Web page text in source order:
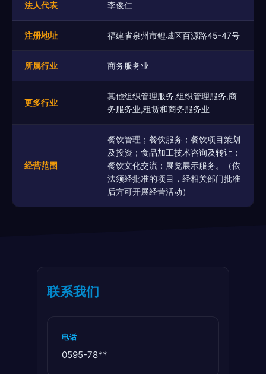
法人代表 李俊仁
注册地址 福建省泉州市鲤城区百源路45-47号
所属行业 商务服务业
更多行业
其他组织管理服务,组织管理服务,商
务服务业,租赁和商务服务业
经营范围
餐饮管理；餐饮服务；餐饮项目策划
及投资；食品加工技术咨询及转让；
餐饮文化交流；展览展示服务。（依
法须经批准的项目，经相关部门批准
后方可开展经营活动）
联系我们
电话
0595-78**